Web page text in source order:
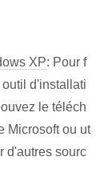
XP: Pour f
d'installati
le téléch
Microsoft ou ut
d'autres sourc